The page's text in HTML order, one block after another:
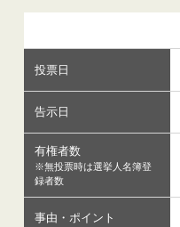
投票日
告示日
有権者数
※無投票時は選挙人名簿登
録者数
事由・ポイント